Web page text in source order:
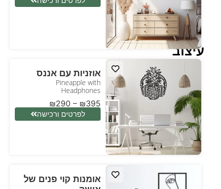
עיצוב
אוזניות עם אננס
Pineapple with
Headphones
₪290 – ₪395
לפרטים ורכישה
אומנות קוי פנים של